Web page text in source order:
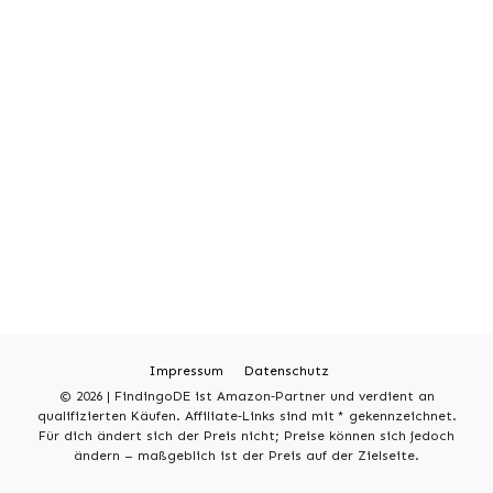
Impressum
Datenschutz
© 2026 | FindingoDE ist Amazon‑Partner und verdient an
qualifizierten Käufen. Affiliate‑Links sind mit * gekennzeichnet.
Für dich ändert sich der Preis nicht; Preise können sich jedoch
ändern – maßgeblich ist der Preis auf der Zielseite.